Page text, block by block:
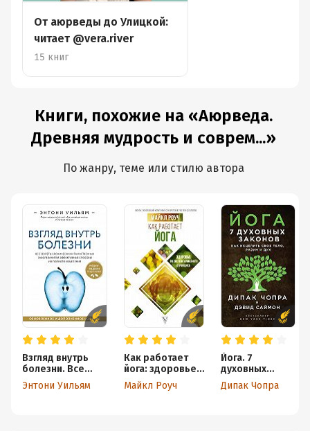
От аюрведы до Улицкой:
читает @vera.river
15 книг
Книги, похожие на «Аюрведа.
Древняя мудрость и соврем...»
По жанру, теме или стилю автора
Взгляд внутрь
болезни. Все
секреты
хронических и
Энтони Уильям
Как работает
йога: здоровье
по системе
Алмазного
Майкл Роуч
Йога. 7
духовных
законов. Как
исцелить свое
Дипак Чопра